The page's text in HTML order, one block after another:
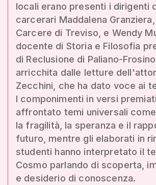
locali erano presenti i dirigenti
carcerari Maddalena
Carcere di Treviso, e Wendy
docente di Storia e Filosofia
di Reclusione di Paliano-
arricchita dalle letture
Zecchini, che ha dato voce ai
I componimenti in versi
affrontato temi universali come
la fragilità, la speranza e il
futuro, mentre gli elaborati in
studenti hanno interpretato il
Cosmo parlando di scoperta,
e desiderio di conoscenza.